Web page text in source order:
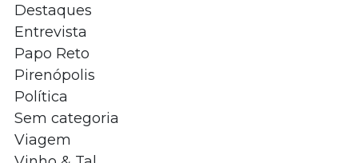
Destaques
Entrevista
Papo Reto
Pirenópolis
Política
Sem categoria
Viagem